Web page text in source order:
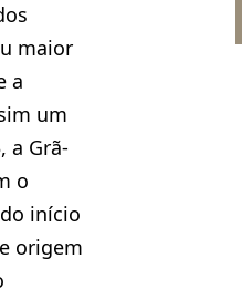
maior
a
um
a Grã-
o
início
origem